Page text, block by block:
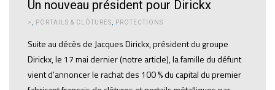
Un nouveau président pour Dirickx
> , PORTAILS & CLÔTURES, PROTECTIONS
Suite au décès de Jacques Dirickx, président du groupe
Dirickx, le 17 mai dernier (notre article), la famille du défunt
vient d’annoncer le rachat des 100 % du capital du premier